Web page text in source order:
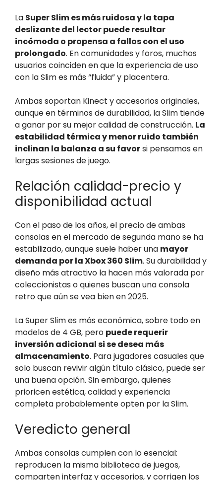
La Super Slim es más ruidosa y la tapa
deslizante del lector puede resultar
incómoda o propensa a fallos con el uso
prolongado. En comunidades y foros, muchos
usuarios coinciden en que la experiencia de uso
con la Slim es más “fluida” y placentera.
Ambas soportan Kinect y accesorios originales,
aunque en términos de durabilidad, la Slim tiende
a ganar por su mejor calidad de construcción. La
estabilidad térmica y menor ruido también
inclinan la balanza a su favorsi pensamos en
largas sesiones de juego.
Relación calidad-precio y
disponibilidad actual
Con el paso de los años, el precio de ambas
consolas en el mercado de segunda mano se ha
estabilizado, aunque suele haber una mayor
demanda por la Xbox 360 Slim. Su durabilidad y
diseño más atractivo la hacen más valorada por
coleccionistas o quienes buscan una consola
retro que aún se vea bien en 2025.
La Super Slim es más económica, sobre todo en
modelos de 4 GB, pero puede requerir
inversión adicional si se desea más
almacenamiento. Para jugadores casuales que
solo buscan revivir algún título clásico, puede ser
una buena opción. Sin embargo, quienes
prioricen estética, calidad y experiencia
completa probablemente opten por la Slim.
Veredicto general
Ambas consolas cumplen con lo esencial:
reproducen la misma biblioteca de juegos,
comparten interfaz y accesorios, y corrigen los